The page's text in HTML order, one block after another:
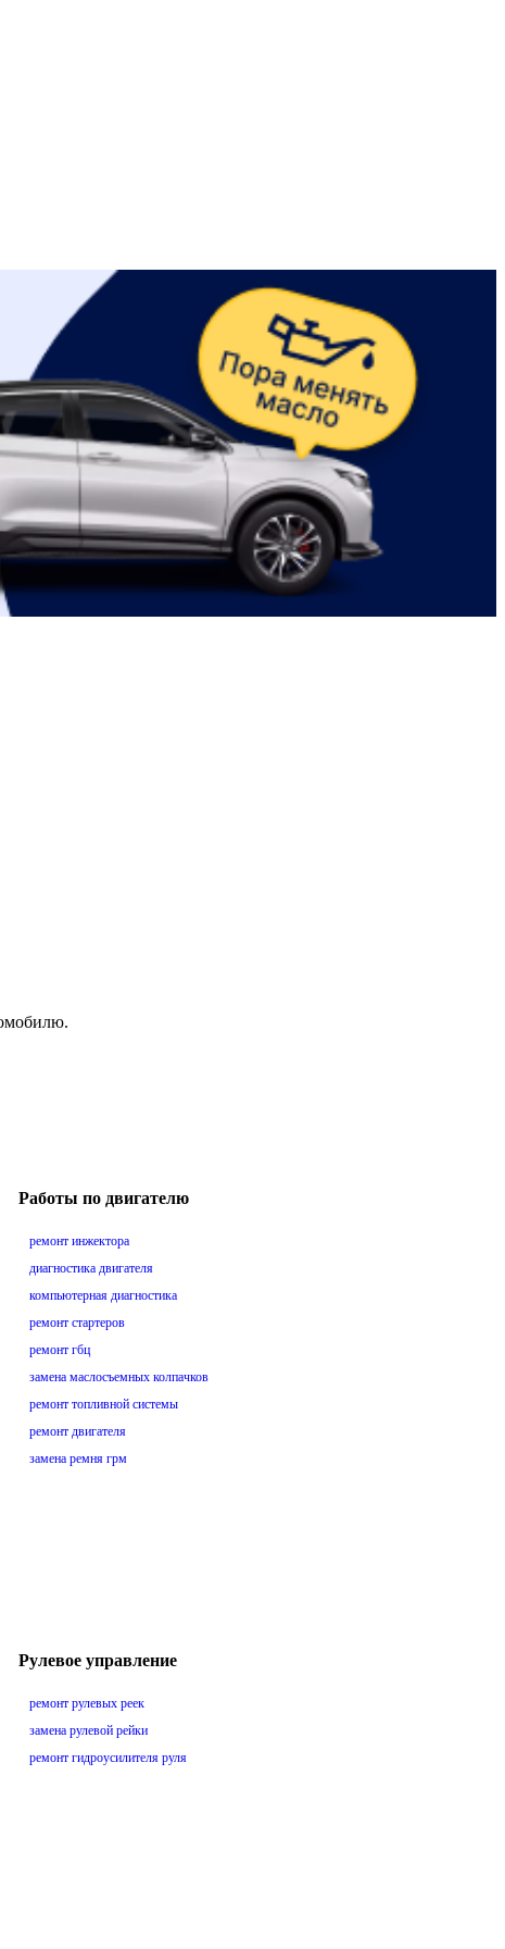
Работы по двигателю
ремонт инжектора
диагностика двигателя
компьютерная диагностика
ремонт стартеров
ремонт гбц
замена маслосъемных колпачков
ремонт топливной системы
ремонт двигателя
замена ремня грм
Рулевое управление
ремонт рулевых реек
замена рулевой рейки
ремонт гидроусилителя руля